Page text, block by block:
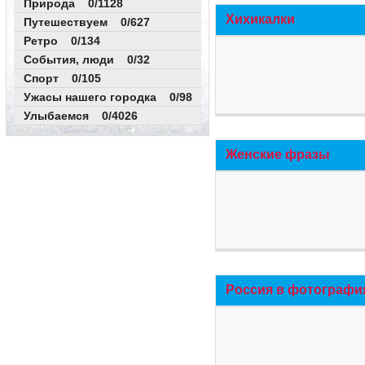
Природа 0/1128
Путешествуем 0/627
Ретро 0/134
События, люди 0/32
Спорт 0/105
Ужасы нашего городка 0/98
Улыбаемся 0/4026
Хихикалки
Женские фразы
Россия в